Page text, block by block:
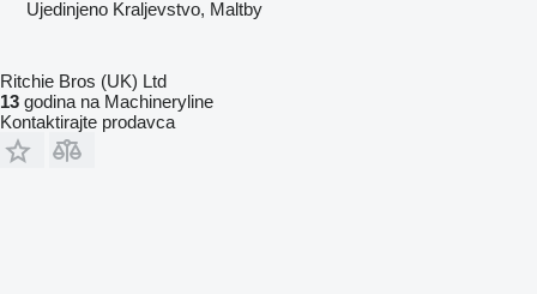
Ujedinjeno Kraljevstvo, Maltby
Ritchie Bros (UK) Ltd
13 godina na Machineryline
Kontaktirajte prodavca